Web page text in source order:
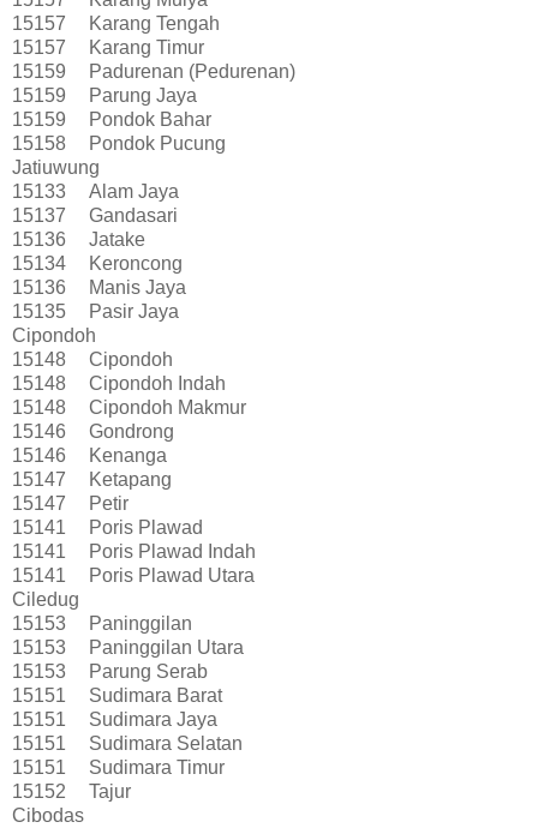
15157
Karang Tengah
15157
Karang Timur
15159
Padurenan (Pedurenan)
15159
Parung Jaya
15159
Pondok Bahar
15158
Pondok Pucung
Jatiuwung
15133
Alam Jaya
15137
Gandasari
15136
Jatake
15134
Keroncong
15136
Manis Jaya
15135
Pasir Jaya
Cipondoh
15148
Cipondoh
15148
Cipondoh Indah
15148
Cipondoh Makmur
15146
Gondrong
15146
Kenanga
15147
Ketapang
15147
Petir
15141
Poris Plawad
15141
Poris Plawad Indah
15141
Poris Plawad Utara
Ciledug
15153
Paninggilan
15153
Paninggilan Utara
15153
Parung Serab
15151
Sudimara Barat
15151
Sudimara Jaya
15151
Sudimara Selatan
15151
Sudimara Timur
15152
Tajur
Cibodas